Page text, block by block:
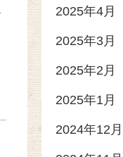
2025年4月
2025年3月
2025年2月
2025年1月
2024年12月